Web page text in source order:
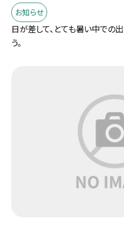
お知らせ
日が差して、とても暑い中での出
う。